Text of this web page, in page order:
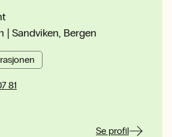
| Sandviken, Bergen
81
Se profil